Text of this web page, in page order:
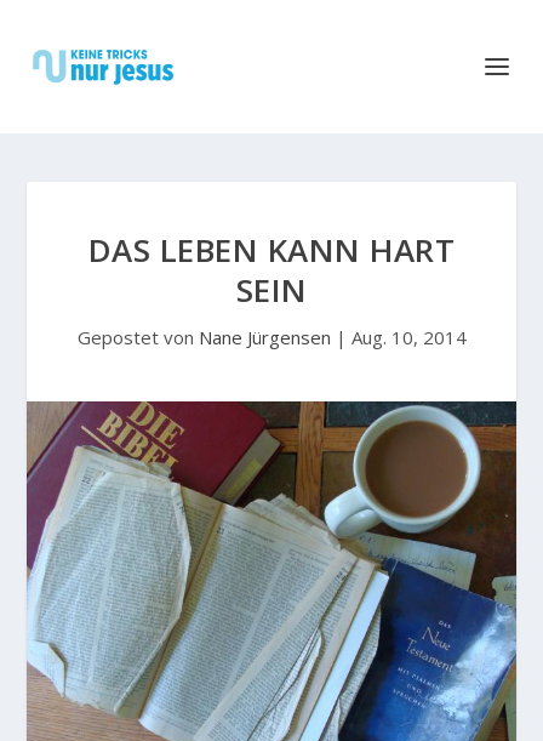
DAS LEBEN KANN HART
SEIN
Gepostet von Nane Jürgensen | Aug. 10, 2014